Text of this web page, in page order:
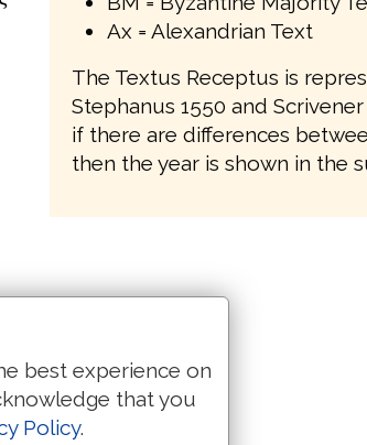
Ax = Alexandrian Text
The Textus Receptus is
Stephanus 1550 and
if there are differences
then the year is shown in the
best experience on
that you
Policy.